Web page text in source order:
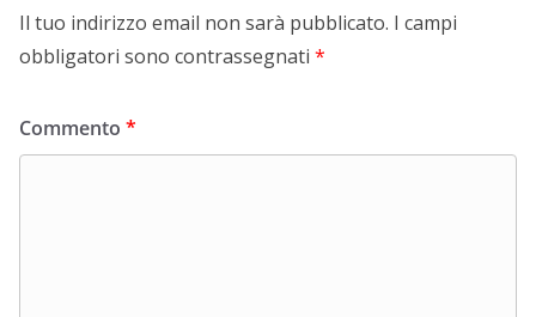
Il tuo indirizzo email non sarà pubblicato. I campi
obbligatori sono contrassegnati *
Commento *